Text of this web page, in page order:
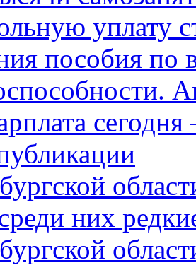
уплату
пособия по
них